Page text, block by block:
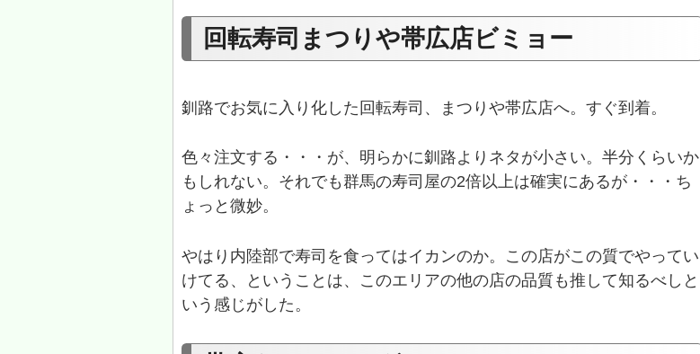
回転寿司まつりや帯広店ビミョー
釧路でお気に入り化した回転寿司、まつりや帯広店へ。すぐ到着。
色々注文する・・・が、明らかに釧路よりネタが小さい。半分くらいか
もしれない。それでも群馬の寿司屋の2倍以上は確実にあるが・・・ち
ょっと微妙。
やはり内陸部で寿司を食ってはイカンのか。この店がこの質でやってい
けてる、ということは、このエリアの他の店の品質も推して知るべしと
いう感じがした。